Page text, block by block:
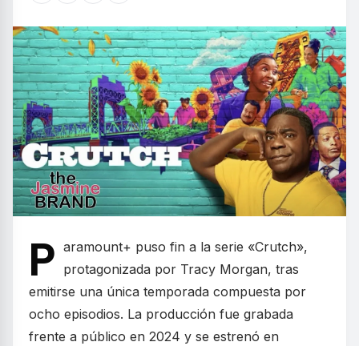
P aramount+ puso fin a la serie «Crutch»,
protagonizada por Tracy Morgan, tras
emitirse una única temporada compuesta por
ocho episodios. La producción fue grabada
frente a público en 2024 y se estrenó en